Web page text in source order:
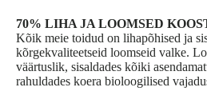
70% LIHA JA LOOMSED
Kõik meie toidud on lihapõhised ja
kõrgekvaliteetseid loomseid valke.
väärtuslik, sisaldades kõiki
rahuldades koera bioloogilised